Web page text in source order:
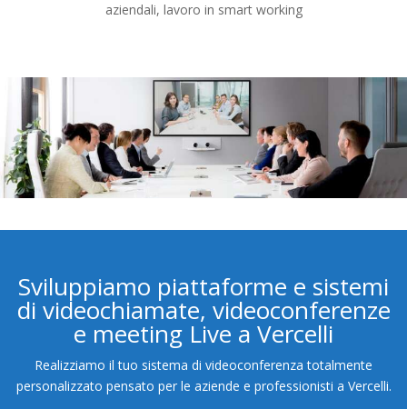
aziendali, lavoro in smart working
Sviluppiamo piattaforme e sistemi
di videochiamate, videoconferenze
e meeting Live a Vercelli
Realizziamo il tuo sistema di videoconferenza totalmente
personalizzato pensato per le aziende e professionisti a Vercelli.